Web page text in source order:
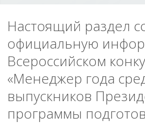
Настоящий раздел
официальную
Всероссийском
«Менеджер года
выпускников
программы